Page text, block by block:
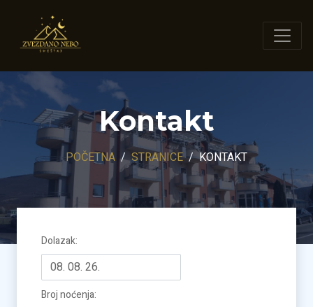
Kontakt
POČETNA STRANICE KONTAKT
Dolazak:
Broj noćenja: